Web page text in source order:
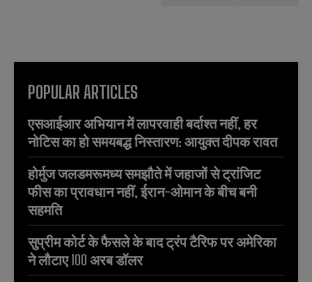
POPULAR ARTICLES
एसआईआर अभियान में लापरवाही बर्दाश्त नहीं, हर
नोटिस का हो समयबद्ध निस्तारण: आयुक्त दीपक रावत
होर्मुज जलडमरूमध्य समझौते में जहाजों से ट्रांजिट
फीस का प्रावधान नहीं, ईरान-ओमान के बीच बनी
सहमति
सुप्रीम कोर्ट के फैसले के बाद ट्रंप टैरिफ पर अमेरिका
ने लौटाए 100 अरब डॉलर